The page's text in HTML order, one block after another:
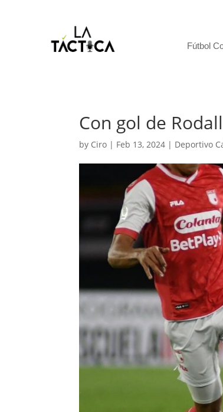
Fútbol
Con gol de
by Ciro | Feb 13, 2024 | Deportivo